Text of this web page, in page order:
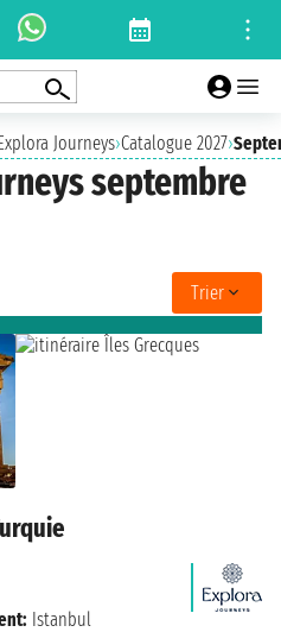
Journeys›Catalogue 2027›
septembre
Trier
Istanbul